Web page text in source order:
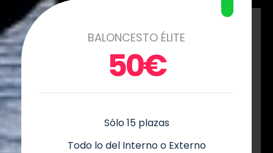
BALONCESTO ÉLITE
50€
Sólo 15 plazas
Todo lo del Interno o Externo